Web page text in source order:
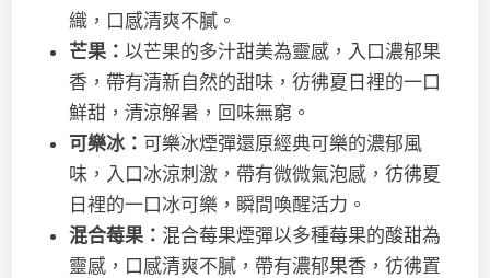
織，口感清爽不膩。
芒果：以芒果的多汁甜美為靈感，入口濃郁果
香，帶有清新自然的甜味，彷彿夏日裡的一口
鮮甜，清涼解暑，回味無窮。
可樂冰： 可樂冰煙彈還原經典可樂的濃郁風
味，入口冰涼刺激，帶有微微氣泡感，彷彿夏
日裡的一口冰可樂，瞬間喚醒活力。
混合莓果： 混合莓果煙彈以多種莓果的酸甜為
靈感，口感清爽不膩，帶有濃郁果香，彷彿置